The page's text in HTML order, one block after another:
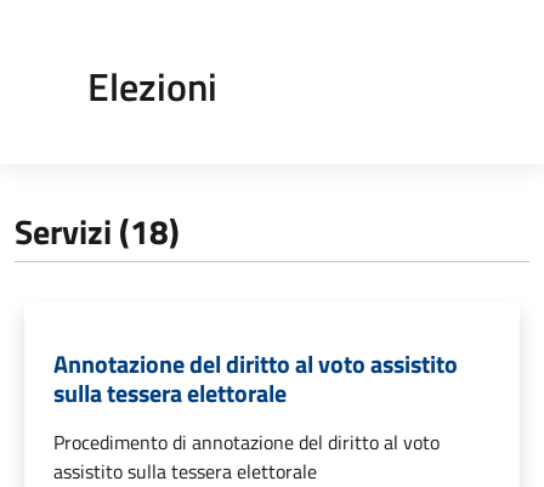
Elezioni
Servizi (18)
Annotazione del diritto al voto assistito
sulla tessera elettorale
Procedimento di annotazione del diritto al voto
assistito sulla tessera elettorale